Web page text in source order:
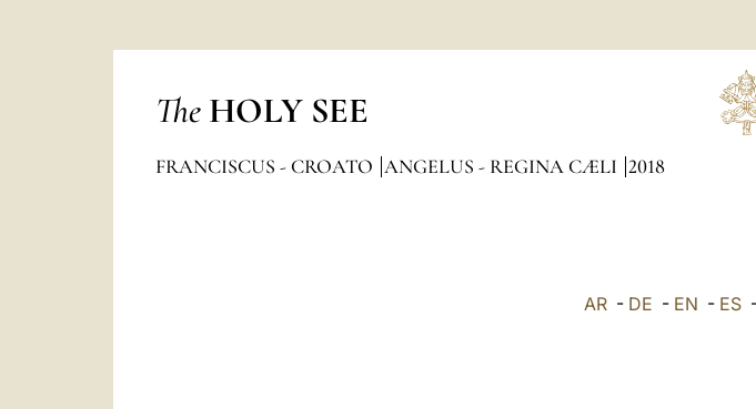
The HOLY SEE
FRANCISCUS - CROATO ANGELUS - REGINA CÆLI 2018
AR- DE - EN - ES